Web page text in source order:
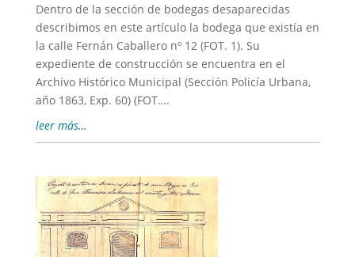
Dentro de la sección de bodegas desaparecidas
describimos en este artículo la bodega que existía en
la calle Fernán Caballero nº 12 (FOT. 1). Su
expediente de construcción se encuentra en el
Archivo Histórico Municipal (Sección Policía Urbana,
año 1863, Exp. 60) (FOT….
leer más…